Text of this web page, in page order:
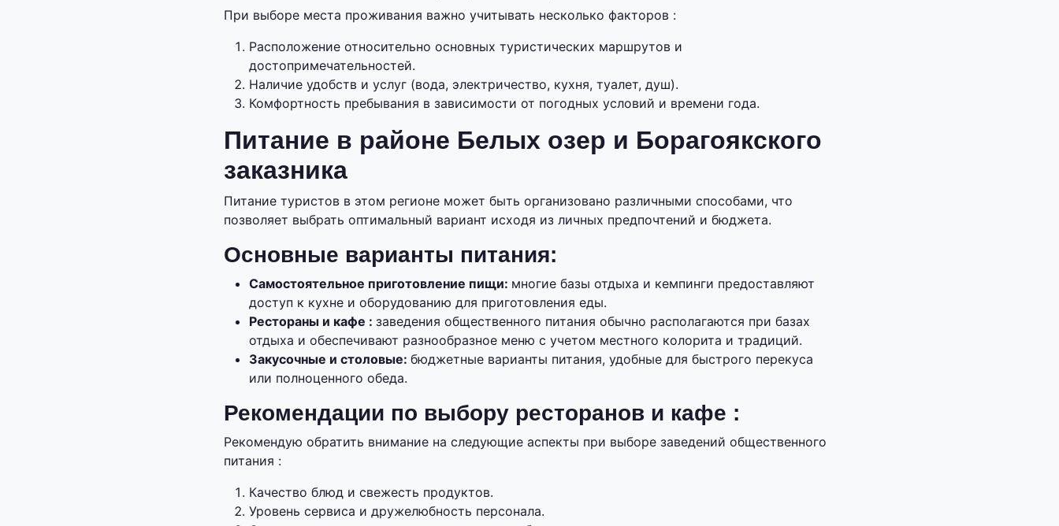
При выборе места проживания важно учитывать несколько факторов :
Расположение относительно основных туристических маршрутов и
достопримечательностей.
Наличие удобств и услуг (вода, электричество, кухня, туалет, душ).
Комфортность пребывания в зависимости от погодных условий и времени года.
Питание в районе Белых озер и Борагоякского
заказника
Питание туристов в этом регионе может быть организовано различными способами, что
позволяет выбрать оптимальный вариант исходя из личных предпочтений и бюджета.
Основные варианты питания:
Самостоятельное приготовление пищи: многие базы отдыха и кемпинги предоставляют
доступ к кухне и оборудованию для приготовления еды.
Рестораны и кафе : заведения общественного питания обычно располагаются при базах
отдыха и обеспечивают разнообразное меню с учетом местного колорита и традиций.
Закусочные и столовые: бюджетные варианты питания, удобные для быстрого перекуса
или полноценного обеда.
Рекомендации по выбору ресторанов и кафе :
Рекомендую обратить внимание на следующие аспекты при выборе заведений общественного
питания :
Качество блюд и свежесть продуктов.
Уровень сервиса и дружелюбность персонала.